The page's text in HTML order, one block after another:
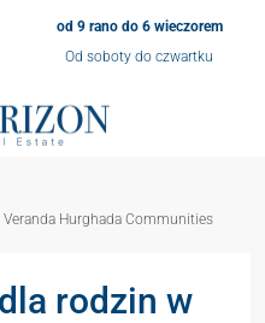
od 9 rano do 6 wieczorem
Od soboty do czwartku
Hurghada Communities
rodzin w